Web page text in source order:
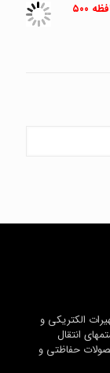
برد کرکره برقی فول کانال توبلار هاپینگ کد بتا با حافظه ۵۰۰
الکتریکی و
انتقال
حفاظتی و